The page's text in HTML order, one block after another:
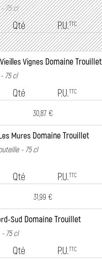
75 cl
Qté P.U.TTC
Vieilles Vignes Domaine Trouillet
75 cl
Qté P.U.TTC
30,87 €
Mures Domaine Trouillet
- 75 cl
Qté P.U.TTC
31,99 €
Sud Domaine Trouillet
75 cl
Qté P.U.TTC